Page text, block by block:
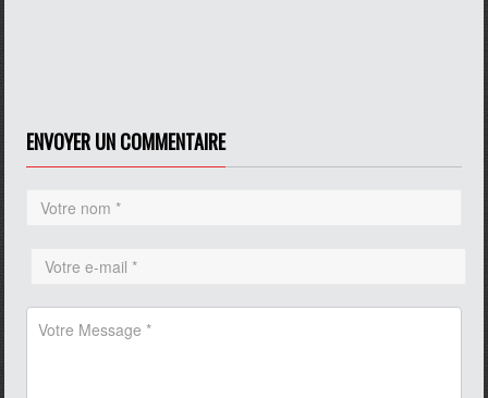
ENVOYER UN COMMENTAIRE